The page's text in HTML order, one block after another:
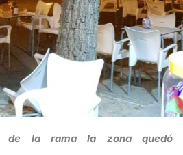
de la rama la zona quedó